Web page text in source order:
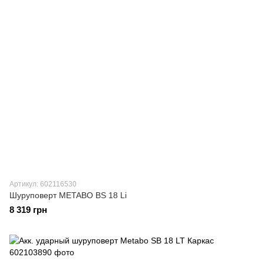
Артикул: 602116530
Шуруповерт METABO BS 18 Li
8 319 грн